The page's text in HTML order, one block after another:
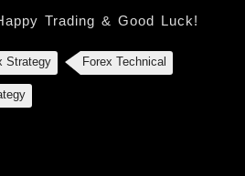
Trading & Good Luck!
Strategy Forex Technical